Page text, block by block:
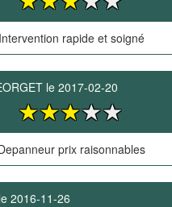
Intervention rapide et soigné
le 2017-02-20
prix raisonnables
le 2016-11-26